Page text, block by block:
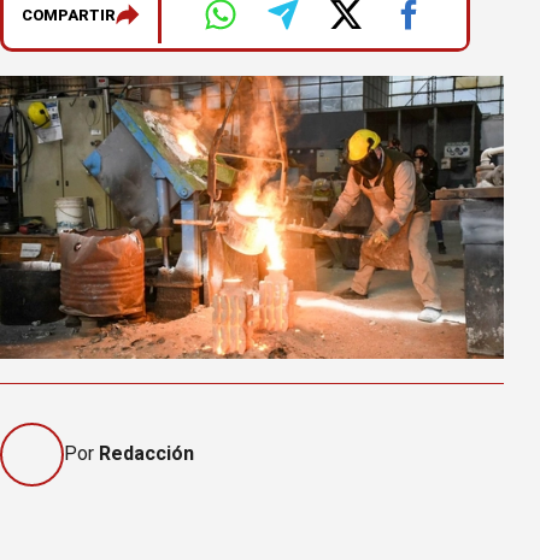
COMPARTIR
Por Redacción